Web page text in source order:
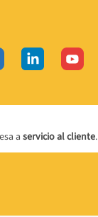
aservicio al cliente.